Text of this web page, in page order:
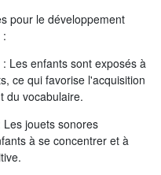
pour le développement
: Les enfants sont exposés à
ce qui favorise l'acquisition
du vocabulaire.
Les jouets sonores
à se concentrer et à